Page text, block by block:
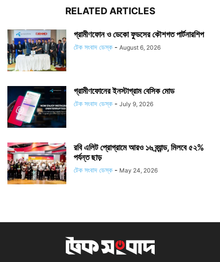
RELATED ARTICLES
গ্রামীণফোন ও ডেকো ফুডসের কৌশগত পার্টনারশিপ
টেক সংবাদ ডেস্ক - August 6, 2026
গ্রামীণফোনের ইনস্টাগ্রাম বেসিক মোড
টেক সংবাদ ডেস্ক - July 9, 2026
রবি এলিট প্রোগ্রামে আরও ১৬ ব্র্যান্ড, মিলবে ৫২%
পর্যন্ত ছাড়
টেক সংবাদ ডেস্ক - May 24, 2026